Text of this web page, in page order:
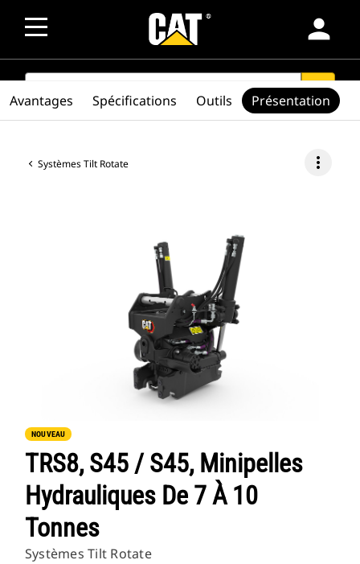
person
SEARCH search
Systèmes Tilt Rotate more_vert
NOUVEAU
TRS8, S45 / S45, Minipelles
Hydrauliques De 7 À 10
Tonnes
Systèmes Tilt Rotate
Avantages Spécifications Outils Présentation